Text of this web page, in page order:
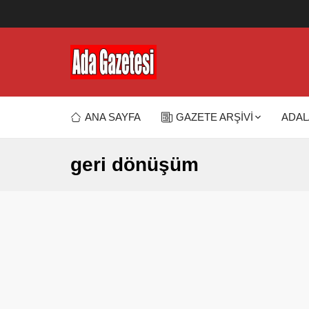
ANA SAYFA GAZETE ARŞİVİ
geri dönüşüm